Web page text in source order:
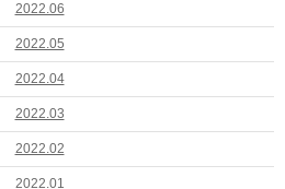
2022.06
2022.05
2022.04
2022.03
2022.02
2022.01